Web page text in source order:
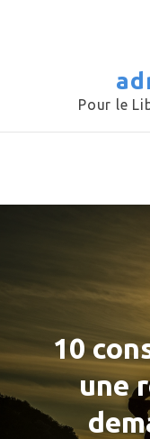
Pour le
10
une